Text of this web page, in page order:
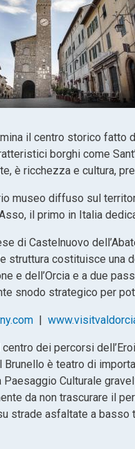
il centro storico fatto
borghi come
è ricchezza e cultura,
museo diffuso sul
il primo in Italia
di Castelnuovo
struttura costituisce una
e dell’Orcia e a due
snodo strategico per
|
centro dei percorsi
Brunello è teatro di
Paesaggio Culturale
da non trascurare il
strade asfaltate a basso